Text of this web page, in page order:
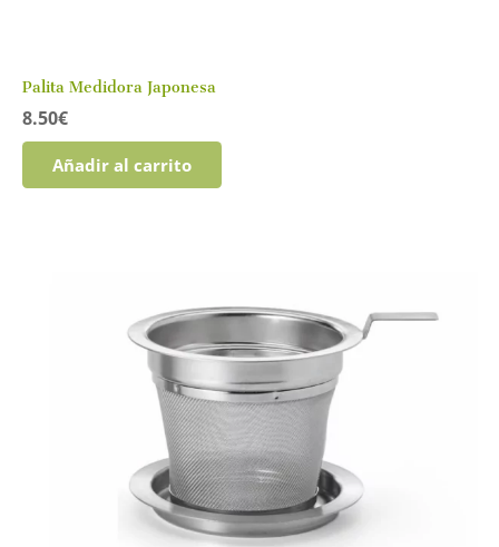
Palita Medidora Japonesa
8.50€
Añadir al carrito